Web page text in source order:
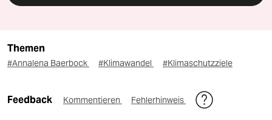
Themen
#Annalena Baerbock #Klimawandel #Klimaschutzziele
Feedback Kommentieren Fehlerhinweis